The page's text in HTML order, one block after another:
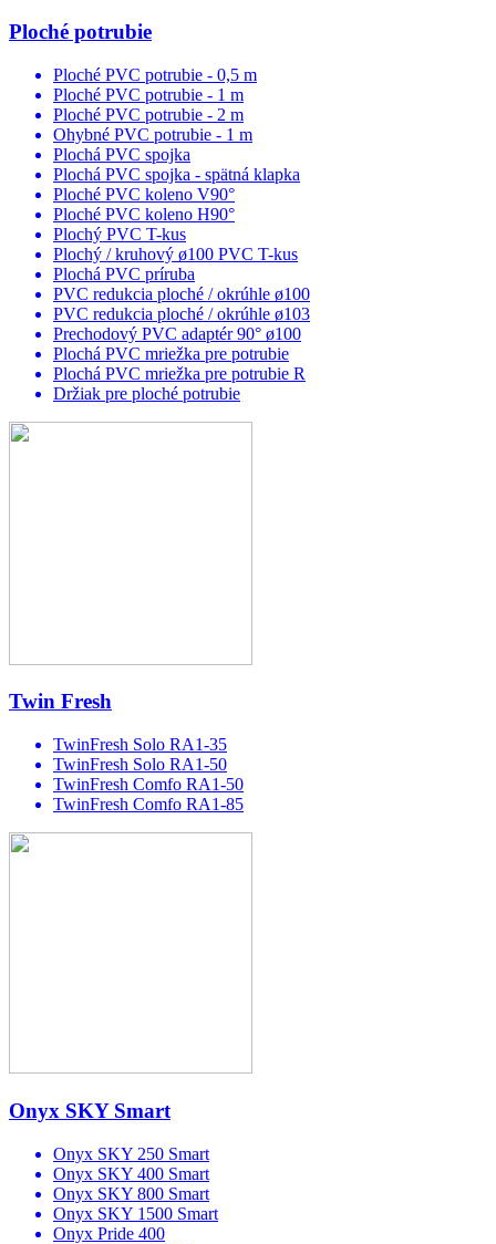
Ploché potrubie
Ploché PVC potrubie - 0,5 m
Ploché PVC potrubie - 1 m
Ploché PVC potrubie - 2 m
Ohybné PVC potrubie - 1 m
Plochá PVC spojka
Plochá PVC spojka - spätná klapka
Ploché PVC koleno V90°
Ploché PVC koleno H90°
Plochý PVC T-kus
Plochý / kruhový ø100 PVC T-kus
Plochá PVC príruba
PVC redukcia ploché / okrúhle ø100
PVC redukcia ploché / okrúhle ø103
Prechodový PVC adaptér 90° ø100
Plochá PVC mriežka pre potrubie
Plochá PVC mriežka pre potrubie R
Držiak pre ploché potrubie
Twin Fresh
TwinFresh Solo RA1-35
TwinFresh Solo RA1-50
TwinFresh Comfo RA1-50
TwinFresh Comfo RA1-85
Onyx SKY Smart
Onyx SKY 250 Smart
Onyx SKY 400 Smart
Onyx SKY 800 Smart
Onyx SKY 1500 Smart
Onyx Pride 400